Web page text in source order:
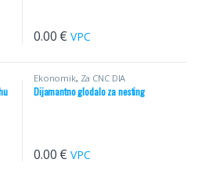
0.00 € VPC
Ekonomik, Za CNC DIA
Dijamantno glodalo za nesting
0.00 € VPC